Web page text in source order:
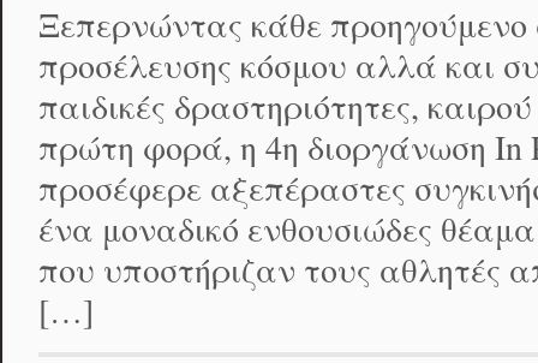
Ξεπερνώντας κάθε
προσέλευσης κόσμου αλλά και
παιδικές δραστηριότητες,
πρώτη φορά, η 4η διοργάνωση In
προσέφερε αξεπέραστες
ένα μοναδικό ενθουσιώδες
που υποστήριζαν τους αθλητές
[…]